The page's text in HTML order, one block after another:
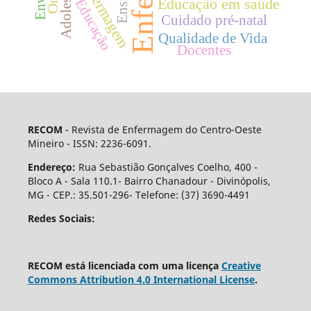
Educação em saúde
Cuidado pré-natal
Qualidade de Vida
Docentes
Educação
RECOM - Revista de Enfermagem do Centro-Oeste
Mineiro - ISSN: 2236-6091.
Endereço: Rua Sebastião Gonçalves Coelho, 400 -
Bloco A - Sala 110.1- Bairro Chanadour - Divinópolis,
MG - CEP.: 35.501-296- Telefone: (37) 3690-4491
Redes Sociais:
RECOM está licenciada com uma licença Creative
Commons Attribution 4.0 International License.